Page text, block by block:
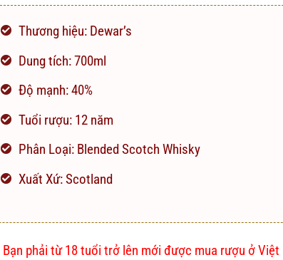
Thương hiệu: Dewar’s
Dung tích: 700ml
Độ mạnh: 40%
Tuổi rượu: 12 năm
Phân Loại: Blended Scotch Whisky
Xuất Xứ: Scotland
Bạn phải từ 18 tuổi trở lên mới được mua rượu ở Việt